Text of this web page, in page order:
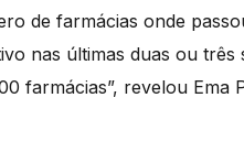
de farmácias onde
nas últimas duas ou
farmácias”, revelou Ema